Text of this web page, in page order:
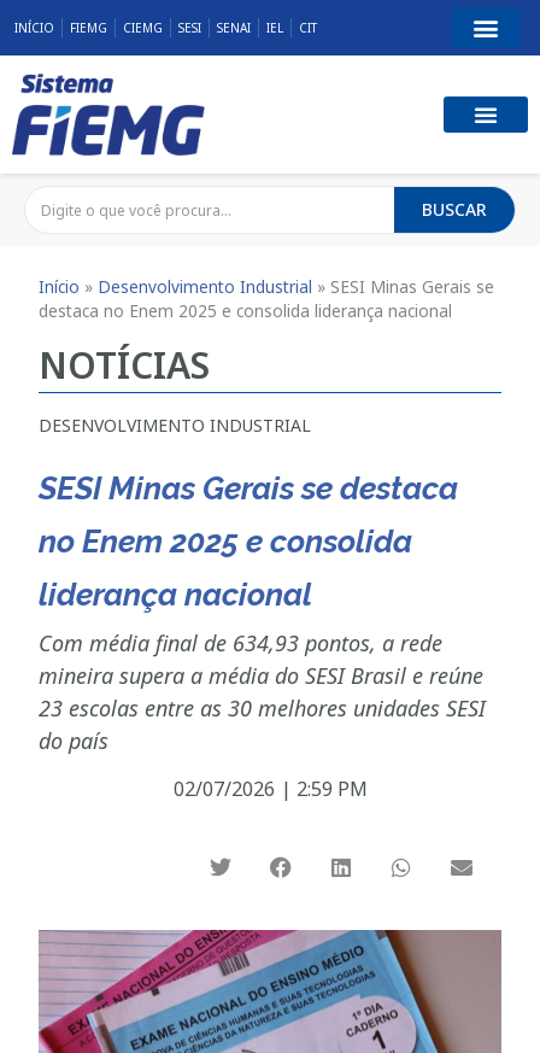
INÍCIO FIEMG CIEMG SESI SENAI IEL CIT
BUSCAR
Início » Desenvolvimento Industrial » SESI Minas Gerais se
destaca no Enem 2025 e consolida liderança nacional
NOTÍCIAS
DESENVOLVIMENTO INDUSTRIAL
SESI Minas Gerais se destaca
no Enem 2025 e consolida
liderança nacional
Com média final de 634,93 pontos, a rede
mineira supera a média do SESI Brasil e reúne
23 escolas entre as 30 melhores unidades SESI
do país
02/07/2026 | 2:59 PM